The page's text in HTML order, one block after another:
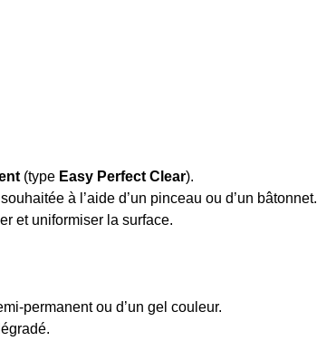
(type Easy Perfect Clear).
à l’aide d’un pinceau ou d’un bâtonnet.
et uniformiser la surface.
permanent ou d’un gel couleur.